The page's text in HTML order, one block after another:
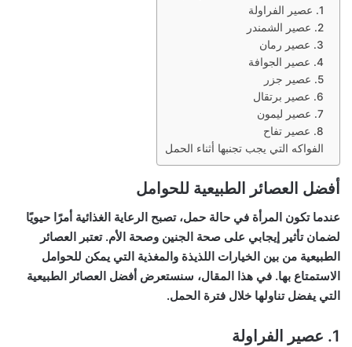
1. عصير الفراولة
2. عصير الشمندر
3. عصير رمان
4. عصير الجوافة
5. عصير جزر
6. عصير برتقال
7. عصير ليمون
8. عصير تفاح
الفواكه التي يجب تجنبها أثناء الحمل
أفضل العصائر الطبيعية للحوامل
عندما تكون المرأة في حالة حمل، تصبح الرعاية الغذائية أمرًا حيويًا
لضمان تأثير إيجابي على صحة الجنين وصحة الأم. تعتبر العصائر
الطبيعية من بين الخيارات اللذيذة والمغذية التي يمكن للحوامل
الاستمتاع بها. في هذا المقال، سنستعرض أفضل العصائر الطبيعية
التي يفضل تناولها خلال فترة الحمل.
1. عصير الفراولة